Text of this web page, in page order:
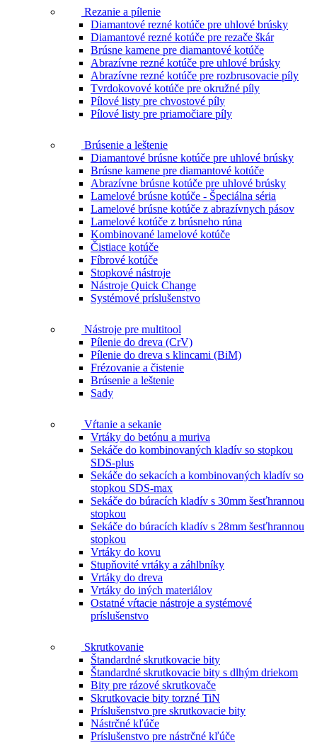
Rezanie a pílenie
Diamantové rezné kotúče pre uhlové brúsky
Diamantové rezné kotúče pre rezače škár
Brúsne kamene pre diamantové kotúče
Abrazívne rezné kotúče pre uhlové brúsky
Abrazívne rezné kotúče pre rozbrusovacie píly
Tvrdokovové kotúče pre okružné píly
Pílové listy pre chvostové píly
Pílové listy pre priamočiare píly
Brúsenie a leštenie
Diamantové brúsne kotúče pre uhlové brúsky
Brúsne kamene pre diamantové kotúče
Abrazívne brúsne kotúče pre uhlové brúsky
Lamelové brúsne kotúče - Špeciálna séria
Lamelové brúsne kotúče z abrazívnych pásov
Lamelové kotúče z brúsneho rúna
Kombinované lamelové kotúče
Čistiace kotúče
Fíbrové kotúče
Stopkové nástroje
Nástroje Quick Change
Systémové príslušenstvo
Nástroje pre multitool
Pílenie do dreva (CrV)
Pílenie do dreva s klincami (BiM)
Frézovanie a čistenie
Brúsenie a leštenie
Sady
Vŕtanie a sekanie
Vrtáky do betónu a muriva
Sekáče do kombinovaných kladív so stopkou
SDS-plus
Sekáče do sekacích a kombinovaných kladív so
stopkou SDS-max
Sekáče do búracích kladív s 30mm šesťhrannou
stopkou
Sekáče do búracích kladív s 28mm šesťhrannou
stopkou
Vrtáky do kovu
Stupňovité vrtáky a záhlbníky
Vrtáky do dreva
Vrtáky do iných materiálov
Ostatné vŕtacie nástroje a systémové
príslušenstvo
Skrutkovanie
Štandardné skrutkovacie bity
Štandardné skrutkovacie bity s dlhým driekom
Bity pre rázové skrutkovače
Skrutkovacie bity torzné TiN
Príslušenstvo pre skrutkovacie bity
Nástrčné kľúče
Príslušenstvo pre nástrčné kľúče